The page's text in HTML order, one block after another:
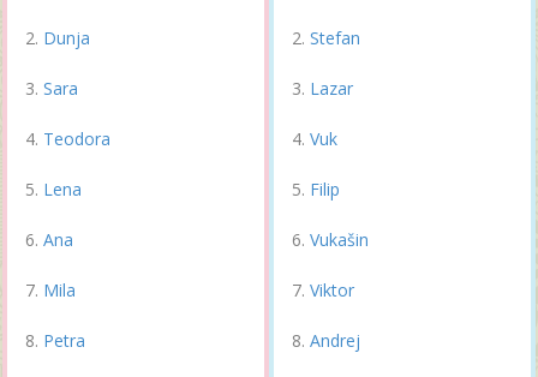
Dunja
Sara
Teodora
Lena
Ana
Mila
Petra
Stefan
Lazar
Vuk
Filip
Vukašin
Viktor
Andrej